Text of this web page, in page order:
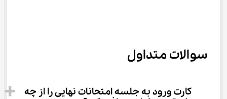
سوالات متداول
کارت ورود به جلسه امتحانات نهایی را از چه